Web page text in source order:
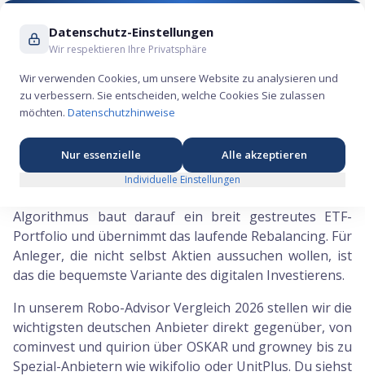
Suche ...
Robo-Advisor übernehmen die Geldanlage
automatisch. Du beantwortest einen kurzen
Algorithmus baut darauf ein breit gestreutes ETF-
Portfolio und übernimmt das laufende Rebalancing. Für
Anleger, die nicht selbst Aktien aussuchen wollen, ist
das die bequemste Variante des digitalen Investierens.
In unserem Robo-Advisor Vergleich 2026 stellen wir die
wichtigsten deutschen Anbieter direkt gegenüber, von
cominvest und quirion über OSKAR und growney bis zu
Spezial-Anbietern wie wikifolio oder UnitPlus. Du siehst
Datenschutz-Einstellungen
Wir respektieren Ihre Privatsphäre
Wir verwenden Cookies, um unsere Website zu analysieren und
zu verbessern. Sie entscheiden, welche Cookies Sie zulassen
möchten. Datenschutzhinweise
Nur essenzielle Alle akzeptieren
Individuelle Einstellungen